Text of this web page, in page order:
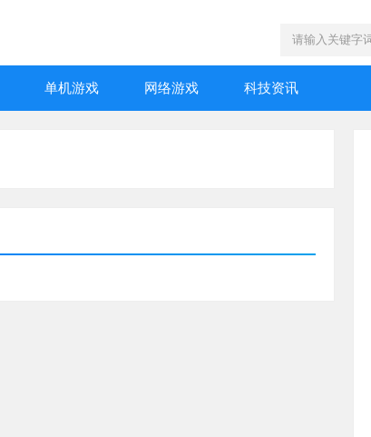
单机游戏 网络游戏 科技资讯